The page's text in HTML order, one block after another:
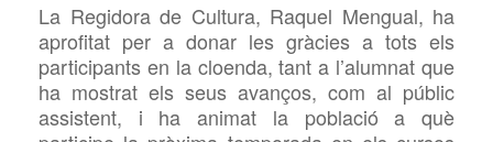
La Regidora de Cultura, Raquel Mengual, ha
aprofitat per a donar les gràcies a tots els
participants en la cloenda, tant a l’alumnat que
ha mostrat els seus avanços, com al públic
assistent, i ha animat la població a què